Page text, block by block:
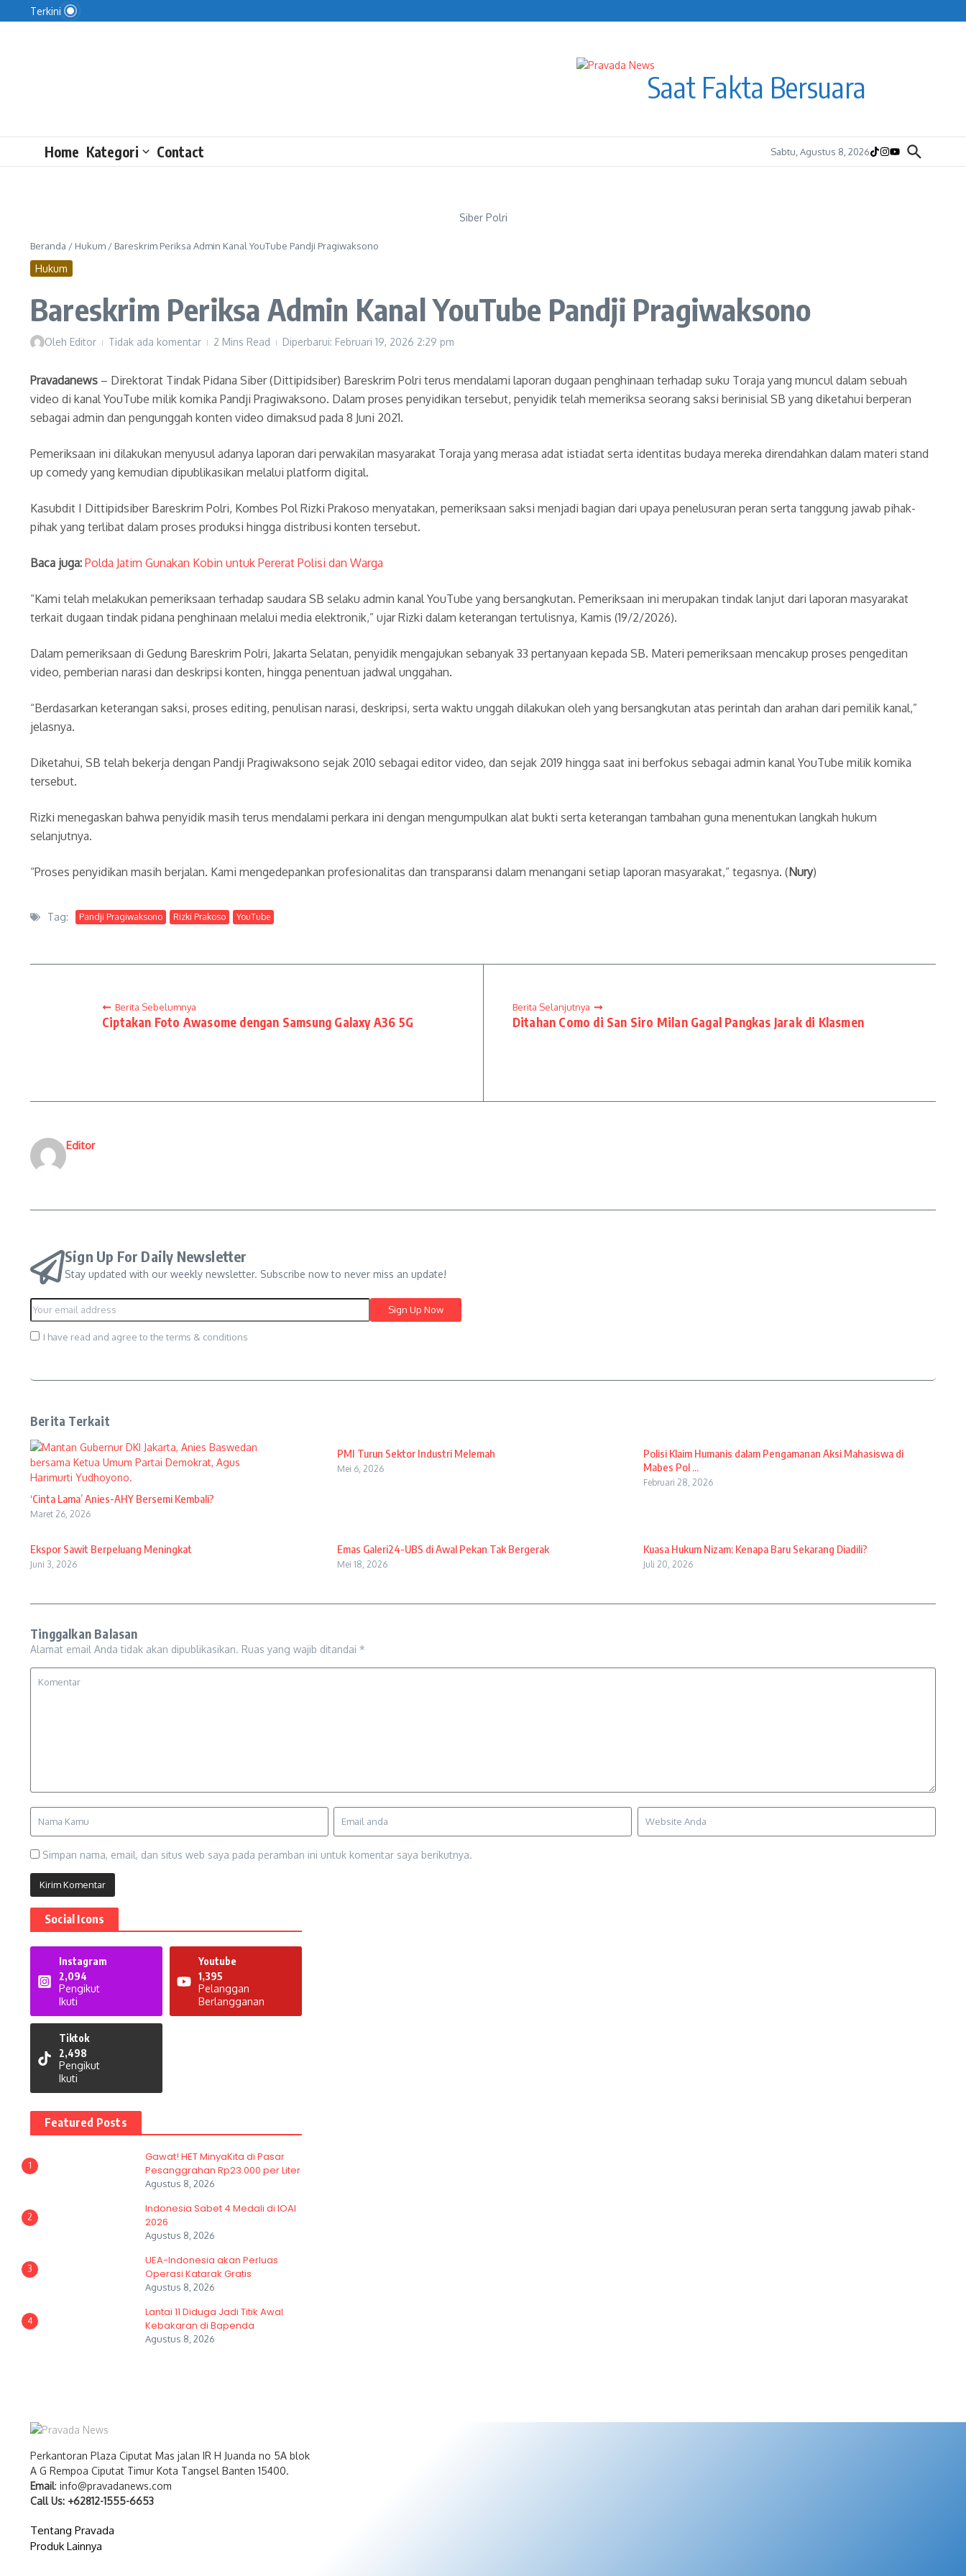
Lewati ke konten
Terkini
Saat Fakta Bersuara
Home Kategori Contact Sabtu, Agustus 8, 2026
Siber Polri
Beranda / Hukum / Bareskrim Periksa Admin Kanal YouTube Pandji Pragiwaksono
Hukum
Bareskrim Periksa Admin Kanal YouTube Pandji Pragiwaksono
Oleh Editor Tidak ada komentar 2 Mins Read Diperbarui: Februari 19, 2026 2:29 pm
Pravadanews – Direktorat Tindak Pidana Siber (Dittipidsiber) Bareskrim Polri terus mendalami laporan dugaan penghinaan terhadap suku Toraja yang muncul dalam sebuah
video di kanal YouTube milik komika Pandji Pragiwaksono. Dalam proses penyidikan tersebut, penyidik telah memeriksa seorang saksi berinisial SB yang diketahui berperan
sebagai admin dan pengunggah konten video dimaksud pada 8 Juni 2021.
Pemeriksaan ini dilakukan menyusul adanya laporan dari perwakilan masyarakat Toraja yang merasa adat istiadat serta identitas budaya mereka direndahkan dalam materi stand
up comedy yang kemudian dipublikasikan melalui platform digital.
Kasubdit I Dittipidsiber Bareskrim Polri, Kombes Pol Rizki Prakoso menyatakan, pemeriksaan saksi menjadi bagian dari upaya penelusuran peran serta tanggung jawab pihak-
pihak yang terlibat dalam proses produksi hingga distribusi konten tersebut.
Baca juga: Polda Jatim Gunakan Kobin untuk Pererat Polisi dan Warga
“Kami telah melakukan pemeriksaan terhadap saudara SB selaku admin kanal YouTube yang bersangkutan. Pemeriksaan ini merupakan tindak lanjut dari laporan masyarakat
terkait dugaan tindak pidana penghinaan melalui media elektronik,” ujar Rizki dalam keterangan tertulisnya, Kamis (19/2/2026).
Dalam pemeriksaan di Gedung Bareskrim Polri, Jakarta Selatan, penyidik mengajukan sebanyak 33 pertanyaan kepada SB. Materi pemeriksaan mencakup proses pengeditan
video, pemberian narasi dan deskripsi konten, hingga penentuan jadwal unggahan.
“Berdasarkan keterangan saksi, proses editing, penulisan narasi, deskripsi, serta waktu unggah dilakukan oleh yang bersangkutan atas perintah dan arahan dari pemilik kanal,”
jelasnya.
Diketahui, SB telah bekerja dengan Pandji Pragiwaksono sejak 2010 sebagai editor video, dan sejak 2019 hingga saat ini berfokus sebagai admin kanal YouTube milik komika
tersebut.
Rizki menegaskan bahwa penyidik masih terus mendalami perkara ini dengan mengumpulkan alat bukti serta keterangan tambahan guna menentukan langkah hukum
selanjutnya.
“Proses penyidikan masih berjalan. Kami mengedepankan profesionalitas dan transparansi dalam menangani setiap laporan masyarakat,” tegasnya. (Nury)
Tag: Pandji Pragiwaksono Rizki Prakoso YouTube
Berita Sebelumnya
Ciptakan Foto Awasome dengan Samsung Galaxy A36 5G
Berita Selanjutnya
Ditahan Como di San Siro Milan Gagal Pangkas Jarak di Klasmen
Editor
Sign Up For Daily Newsletter
Stay updated with our weekly newsletter. Subscribe now to never miss an update!
I have read and agree to the terms & conditions
Berita Terkait
‘Cinta Lama’ Anies-AHY Bersemi Kembali?
Maret 26, 2026
PMI Turun Sektor Industri Melemah
Mei 6, 2026
Polisi Klaim Humanis dalam Pengamanan Aksi Mahasiswa di
Mabes Pol ...
Februari 28, 2026
Ekspor Sawit Berpeluang Meningkat
Juni 3, 2026
Emas Galeri24-UBS di Awal Pekan Tak Bergerak
Mei 18, 2026
Kuasa Hukum Nizam: Kenapa Baru Sekarang Diadili?
Juli 20, 2026
Tinggalkan Balasan
Alamat email Anda tidak akan dipublikasikan. Ruas yang wajib ditandai *
Simpan nama, email, dan situs web saya pada peramban ini untuk komentar saya berikutnya.
Social Icons
Instagram
2,094
Pengikut
Ikuti
Youtube
1,395
Pelanggan
Berlangganan
Tiktok
2,498
Pengikut
Ikuti
Featured Posts
1
Gawat! HET MinyaKita di Pasar
Pesanggrahan Rp23.000 per Liter
Agustus 8, 2026
2
Indonesia Sabet 4 Medali di IOAI
2026
Agustus 8, 2026
3
UEA-Indonesia akan Perluas
Operasi Katarak Gratis
Agustus 8, 2026
4
Lantai 11 Diduga Jadi Titik Awal
Kebakaran di Bapenda
Agustus 8, 2026
Perkantoran Plaza Ciputat Mas jalan IR H Juanda no 5A blok
A G Rempoa Ciputat Timur Kota Tangsel Banten 15400.
Email: info@pravadanews.com
Call Us: +62812-1555-6653
Tentang Pravada
Produk Lainnya